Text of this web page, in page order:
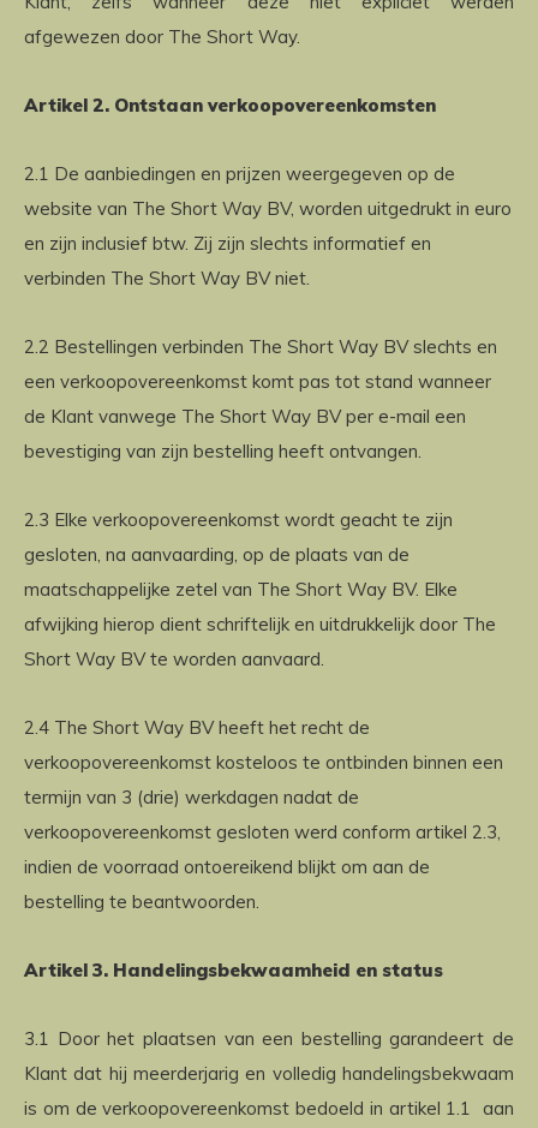
afgewezen door The Short Way.
Artikel 2. Ontstaan verkoopovereenkomsten
2.1 De aanbiedingen en prijzen weergegeven op de
website van The Short Way BV, worden uitgedrukt in euro
en zijn inclusief btw. Zij zijn slechts informatief en
verbinden The Short Way BV niet.
2.2 Bestellingen verbinden The Short Way BV slechts en
een verkoopovereenkomst komt pas tot stand wanneer
de Klant vanwege The Short Way BV per e-mail een
bevestiging van zijn bestelling heeft ontvangen.
2.3 Elke verkoopovereenkomst wordt geacht te zijn
gesloten, na aanvaarding, op de plaats van de
maatschappelijke zetel van The Short Way BV. Elke
afwijking hierop dient schriftelijk en uitdrukkelijk door The
Short Way BV te worden aanvaard.
2.4 The Short Way BV heeft het recht de
verkoopovereenkomst kosteloos te ontbinden binnen een
termijn van 3 (drie) werkdagen nadat de
verkoopovereenkomst gesloten werd conform artikel 2.3,
indien de voorraad ontoereikend blijkt om aan de
bestelling te beantwoorden.
Artikel 3. Handelingsbekwaamheid en status
3.1 Door het plaatsen van een bestelling garandeert de
Klant dat hij meerderjarig en volledig handelingsbekwaam
is om de verkoopovereenkomst bedoeld in artikel 1.1 aan